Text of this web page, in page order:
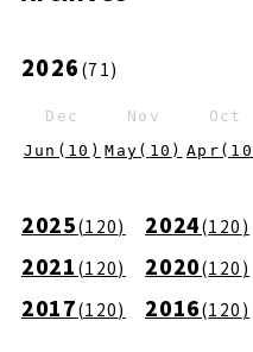
2026 (71)
Dec Nov Oct
Jun ( 10 ) May ( 10 ) Apr ( 10
2025(120) 2024(120 )
2021 (120) 2020(120 )
2017(120) 2016(120 )